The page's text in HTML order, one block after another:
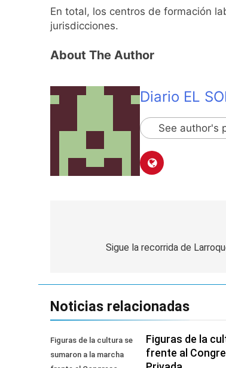
La
22 Horas
Una
En total, los centros de formación
jurisdicciones.
About The Author
Diario EL
See author's
Sigue la recorrida de
Noticias relacionadas
Figuras de la cultura se
sumaron a la marcha
Figuras de la
frente al